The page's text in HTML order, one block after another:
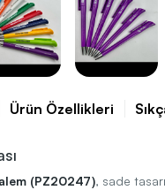
Ürün Özellikleri
(PZ20247), sade